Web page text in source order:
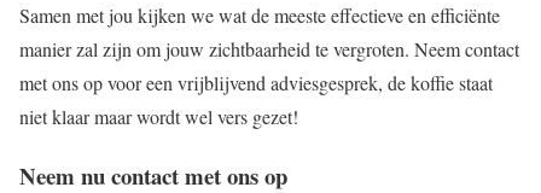
Samen met jou kijken we wat de meeste effectieve en efficiënte
manier zal zijn om jouw zichtbaarheid te vergroten. Neem contact
met ons op voor een vrijblijvend adviesgesprek, de koffie staat
niet klaar maar wordt wel vers gezet!
Neem nu contact met ons op